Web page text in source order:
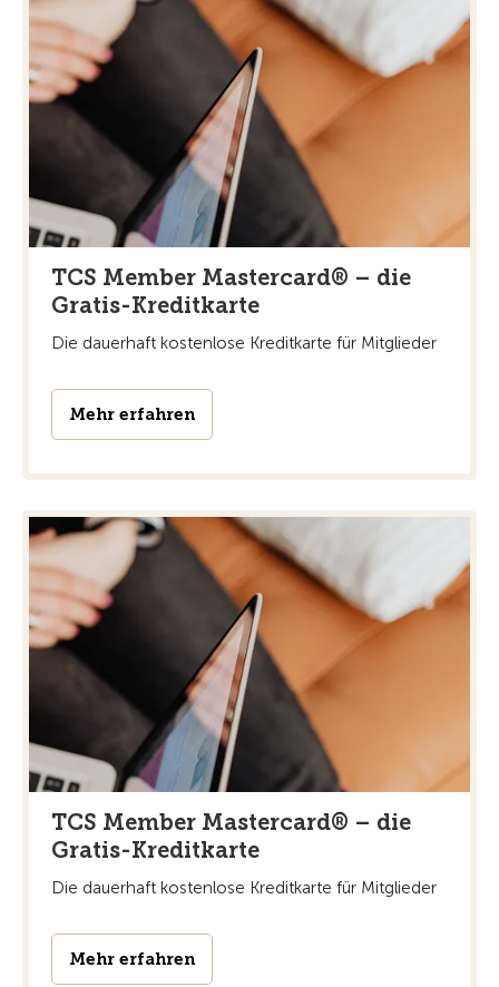
TCS Member Mastercard® – die
Gratis-Kreditkarte
Die dauerhaft kostenlose Kreditkarte für Mitglieder
Mehr erfahren
TCS Member Mastercard® – die
Gratis-Kreditkarte
Die dauerhaft kostenlose Kreditkarte für Mitglieder
Mehr erfahren